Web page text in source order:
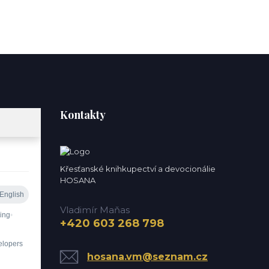
Kontakty
Křesťanské knihkupectví a devocionálie
HOSANA
Vladimír Maňas
+420 603 268 798
hosana.vm@seznam.cz